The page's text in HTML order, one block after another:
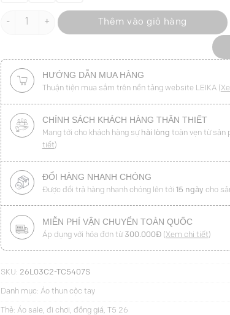
Áo thun CT suông in hoa mặt trời số lượng
Thêm vào giỏ hàng
HƯỚNG DẪN MUA HÀNG
Thuận tiện mua sắm trên nền tảng website LEIKA (
CHÍNH SÁCH KHÁCH HÀNG THÂN THIẾT
Mang tới cho khách hàng sự hài lòng toàn vẹn từ sản
tiết)
ĐỔI HÀNG NHANH CHÓNG
Được đổi trả hàng nhanh chóng lên tới 15 ngày cho
MIỄN PHÍ VẬN CHUYỂN TOÀN QUỐC
Áp dụng với hóa đơn từ 300.000Đ(Xem chi tiết)
SKU: 26L03C2-TC5407S
Danh mục: Áo thun cộc tay
Thẻ: Áo sale, đi chơi, đồng giá, T5 26